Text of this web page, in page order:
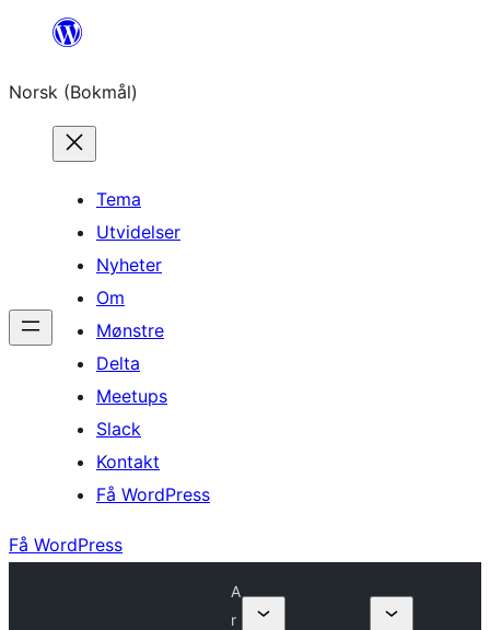
Hopp
innhold
Norsk (Bokmål)
Tema
Utvidelser
Nyheter
Om
Mønstre
Delta
Meetups
Slack
Kontakt
Få WordPress
Få WordPress
A
r